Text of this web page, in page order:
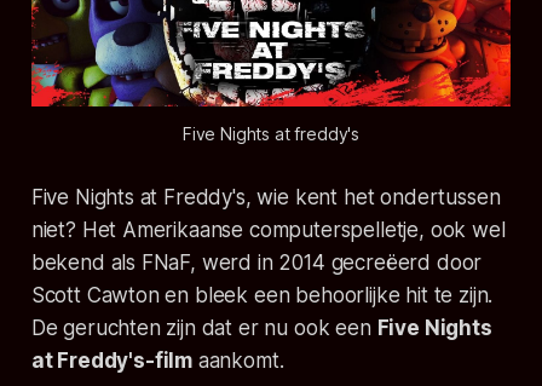
Five Nights at freddy's
Five Nights at Freddy's, wie kent het ondertussen
niet? Het Amerikaanse computerspelletje, ook wel
bekend als FNaF, werd in 2014 gecreëerd door
Scott Cawton en bleek een behoorlijke hit te zijn.
De geruchten zijn dat er nu ook een Five Nights
at Freddy's-film aankomt.